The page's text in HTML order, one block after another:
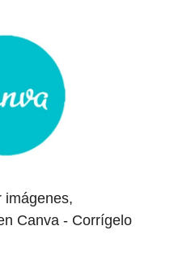
imágenes,
Canva - Corrígelo